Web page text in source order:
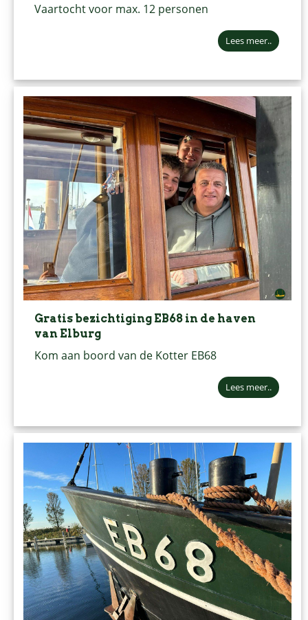
Vaartocht voor max. 12 personen
Lees meer..
Gratis bezichtiging EB68 in de haven
van Elburg
Kom aan boord van de Kotter EB68
Lees meer..